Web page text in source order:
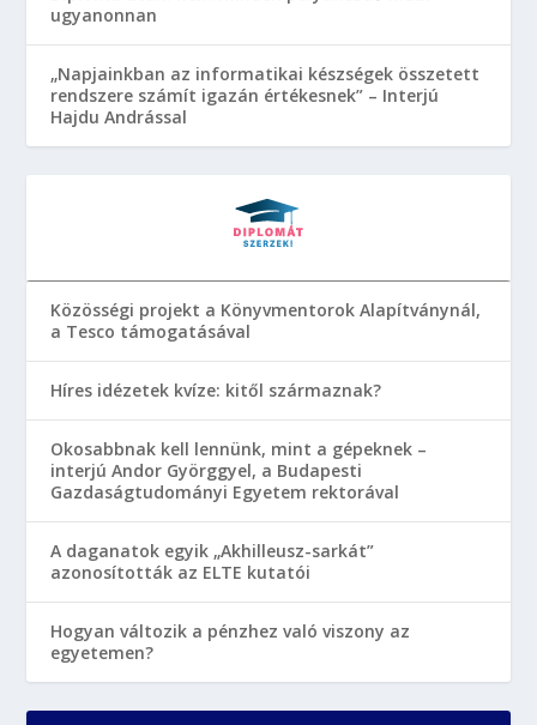
ugyanonnan
„Napjainkban az informatikai készségek összetett
rendszere számít igazán értékesnek” – Interjú
Hajdu Andrással
Közösségi projekt a Könyvmentorok Alapítványnál,
a Tesco támogatásával
Híres idézetek kvíze: kitől származnak?
Okosabbnak kell lennünk, mint a gépeknek –
interjú Andor Györggyel, a Budapesti
Gazdaságtudományi Egyetem rektorával
A daganatok egyik „Akhilleusz-sarkát”
azonosították az ELTE kutatói
Hogyan változik a pénzhez való viszony az
egyetemen?